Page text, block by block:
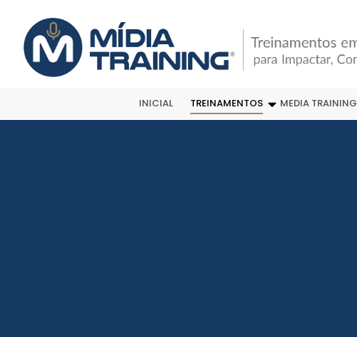
INICIAL TREINAMENTOS MEDIA TRAINING